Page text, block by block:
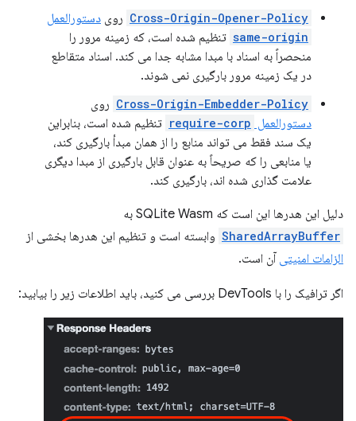
Cross-Origin-Opener-Policy روی دستورالعمل
same-origin تنظیم شده است، که زمینه مرور را
منحصراً به اسناد با مبدا مشابه جدا می کند. اسناد متقاطع
در یک زمینه مرور بارگیری نمی شوند.
Cross-Origin-Embedder-Policy روی
دستورالعمل require-corp تنظیم شده است، بنابراین
یک سند فقط می تواند منابع را از همان مبدأ بارگیری کند،
یا منابعی را که صریحاً به عنوان قابل بارگیری از مبدا دیگری
علامت گذاری شده اند، بارگیری کند.
دلیل این هدرها این است که SQLite Wasm به
SharedArrayBuffer وابسته است و تنظیم این هدرها بخشی از
الزامات امنیتی آن است.
اگر ترافیک را با DevTools بررسی می کنید، باید اطلاعات زیر را بیابید: